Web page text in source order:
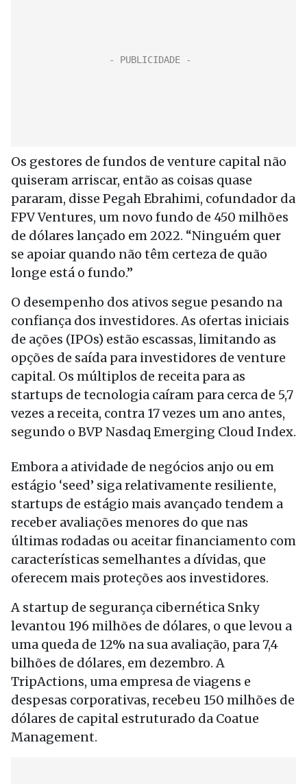
Os gestores de fundos de venture capital não
quiseram arriscar, então as coisas quase
pararam, disse Pegah Ebrahimi, cofundador da
FPV Ventures, um novo fundo de 450 milhões
de dólares lançado em 2022. “Ninguém quer
se apoiar quando não têm certeza de quão
longe está o fundo.”
O desempenho dos ativos segue pesando na
confiança dos investidores. As ofertas iniciais
de ações (IPOs) estão escassas, limitando as
opções de saída para investidores de venture
capital. Os múltiplos de receita para as
startups de tecnologia caíram para cerca de 5,7
vezes a receita, contra 17 vezes um ano antes,
segundo o BVP Nasdaq Emerging Cloud Index.
Embora a atividade de negócios anjo ou em
estágio ‘seed’ siga relativamente resiliente,
startups de estágio mais avançado tendem a
receber avaliações menores do que nas
últimas rodadas ou aceitar financiamento com
características semelhantes a dívidas, que
oferecem mais proteções aos investidores.
A startup de segurança cibernética Snky
levantou 196 milhões de dólares, o que levou a
uma queda de 12% na sua avaliação, para 7,4
bilhões de dólares, em dezembro. A
TripActions, uma empresa de viagens e
despesas corporativas, recebeu 150 milhões de
dólares de capital estruturado da Coatue
Management.